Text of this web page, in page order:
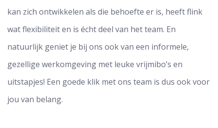
kan zich ontwikkelen als die behoefte er is, heeft flink
wat flexibiliteit en is écht deel van het team. En
natuurlijk geniet je bij ons ook van een informele,
gezellige werkomgeving met leuke vrijmibo’s en
uitstapjes! Een goede klik met ons team is dus ook voor
jou van belang.